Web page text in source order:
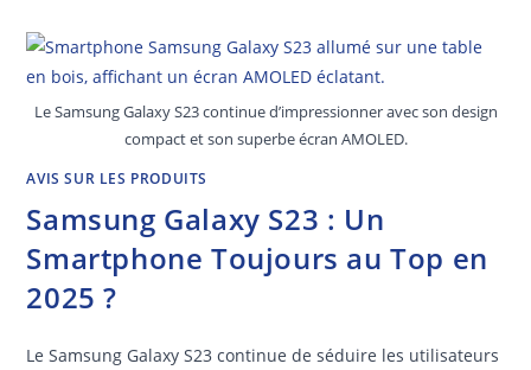
Le Samsung Galaxy S23 continue d’impressionner avec son design
compact et son superbe écran AMOLED.
AVIS SUR LES PRODUITS
Samsung Galaxy S23 : Un
Smartphone Toujours au Top en
2025 ?
Le Samsung Galaxy S23 continue de séduire les utilisateurs